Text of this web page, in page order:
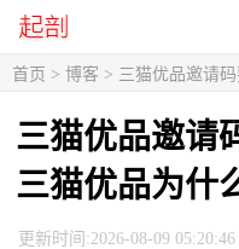
首页 > 博客 > 三猫优品邀请
三猫优品邀请
三猫优品为什
更新时间:2026-08-09